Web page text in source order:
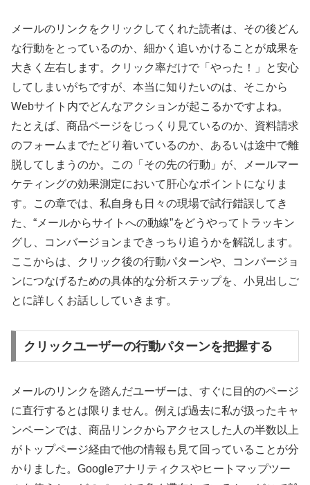
メールのリンクをクリックしてくれた読者は、その後どん
な行動をとっているのか、細かく追いかけることが成果を
大きく左右します。クリック率だけで「やった！」と安心
してしまいがちですが、本当に知りたいのは、そこから
Webサイト内でどんなアクションが起こるかですよね。
たとえば、商品ページをじっくり見ているのか、資料請求
のフォームまでたどり着いているのか、あるいは途中で離
脱してしまうのか。この「その先の行動」が、メールマー
ケティングの効果測定において肝心なポイントになりま
す。この章では、私自身も日々の現場で試行錯誤してき
た、“メールからサイトへの動線”をどうやってトラッキン
グし、コンバージョンまできっちり追うかを解説します。
ここからは、クリック後の行動パターンや、コンバージョ
ンにつなげるための具体的な分析ステップを、小見出しご
とに詳しくお話ししていきます。
クリックユーザーの行動パターンを把握する
メールのリンクを踏んだユーザーは、すぐに目的のページ
に直行するとは限りません。例えば過去に私が扱ったキャ
ンペーンでは、商品リンクからアクセスした人の半数以上
がトップページ経由で他の情報も見て回っていることが分
かりました。Googleアナリティクスやヒートマップツー